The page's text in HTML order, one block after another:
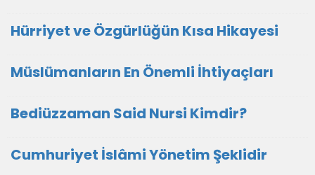
Hürriyet ve Özgürlüğün Kısa Hikayesi
Müslümanların En Önemli İhtiyaçları
Bediüzzaman Said Nursi Kimdir?
Cumhuriyet İslâmi Yönetim Şeklidir